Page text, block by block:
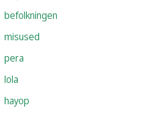
befolkningen
misused
pera
lola
hayop